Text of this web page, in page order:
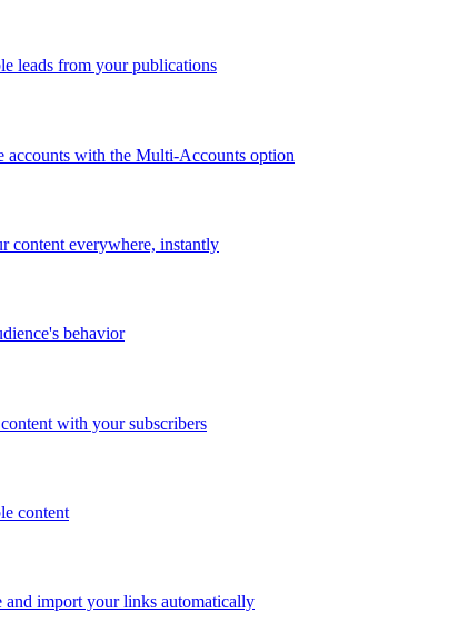
leads from your publications
accounts with the Multi-Accounts option
content everywhere, instantly
behavior
with your subscribers
content
and import your links automatically